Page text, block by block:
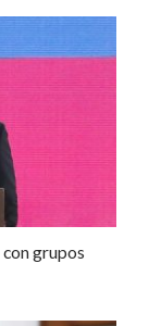
grupos